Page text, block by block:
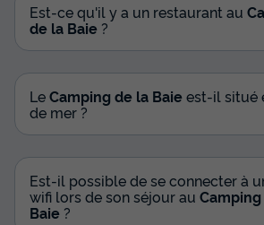
Est-ce qu'il y a un restaurant au
de la Baie ?
LeCamping de la Baie est-il situé
de mer ?
Est-il possible de se connecter à
wifi lors de son séjour au
Baie ?